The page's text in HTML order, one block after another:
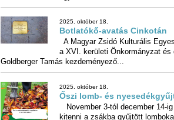
2025. október 18.
Botlatókő-avatás Cinkotán
A Magyar Zsidó Kulturális
a XVI. kerületi Önkormányzat
Goldberger Tamás kezdeményező...
2025. október 18.
Őszi lomb- és